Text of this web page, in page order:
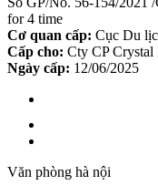
for 4 time
Cơ quan cấp: Cục Du
Cấp cho: Cty CP
Ngày cấp: 12/06/2025
Văn phòng hà nội